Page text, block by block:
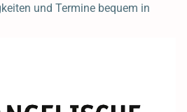
und Termine bequem in